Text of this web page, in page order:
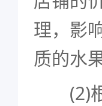
理，影
质的水
(2)根